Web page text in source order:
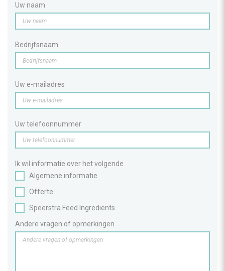
Uw naam
Bedrijfsnaam
Uw e-mailadres
Uw telefoonnummer
Ik wil informatie over het volgende
Algemene informatie
Offerte
Speerstra Feed Ingrediënts
Andere vragen of opmerkingen